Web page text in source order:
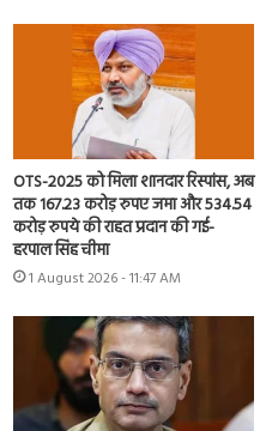
OTS-2025 को मिला शानदार रिस्पांस, अब
तक 167.23 करोड़ रुपए जमा और 534.54
करोड़ रुपये की राहत प्रदान की गई-
हरपाल सिंह चीमा
1 August 2026 - 11:47 AM